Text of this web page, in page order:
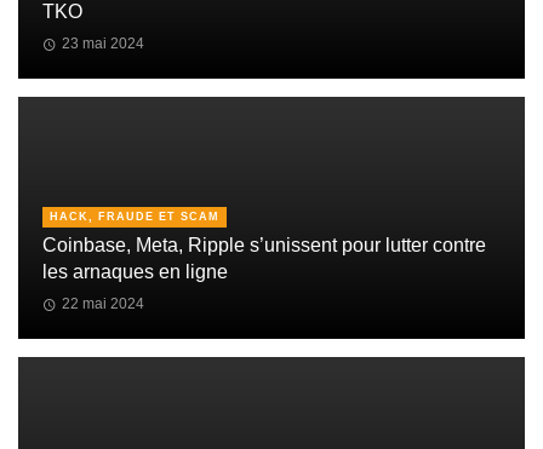
TKO
23 mai 2024
HACK, FRAUDE ET SCAM
Coinbase, Meta, Ripple s’unissent pour lutter contre
les arnaques en ligne
22 mai 2024